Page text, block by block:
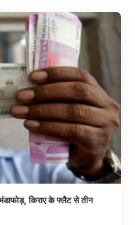
किराए के फ्लैट से तीन